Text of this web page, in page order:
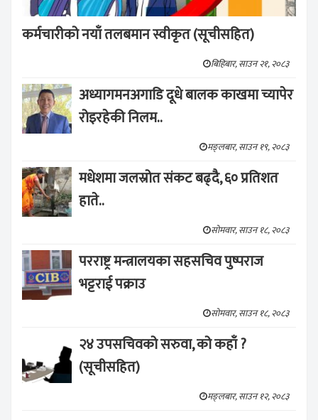
कर्मचारीको नयाँ तलबमान स्वीकृत (सूचीसहित)
बिहिबार, साउन २१, २०८३
अध्यागमनअगाडि दूधे बालक काखमा च्यापेर
रोइरहेकी निलम..
मङ्लबार, साउन १९, २०८३
मधेशमा जलस्रोत संकट बढ्दै, ६० प्रतिशत
हाते..
सोमवार, साउन १८, २०८३
परराष्ट्र मन्त्रालयका सहसचिव पुष्पराज
भट्टराई पक्राउ
सोमवार, साउन १८, २०८३
२४ उपसचिवको सरुवा, को कहाँ ?
(सूचीसहित)
मङ्लबार, साउन १२, २०८३